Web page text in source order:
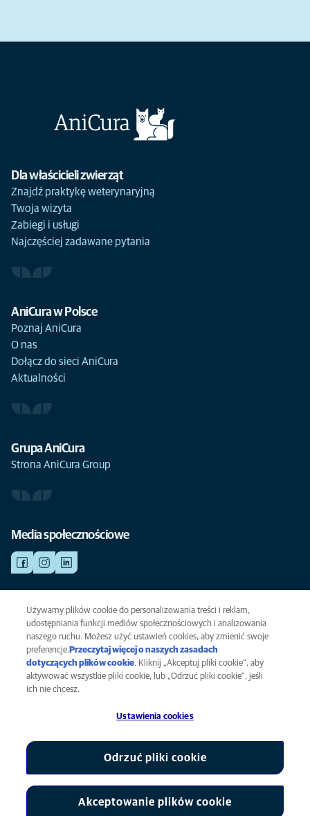
Dla właścicieli zwierząt
Znajdź praktykę weterynaryjną
Twoja wizyta
Zabiegi i usługi
Najczęściej zadawane pytania
AniCura w Polsce
Poznaj AniCura
O nas
Dołącz do sieci AniCura
Aktualności
Grupa AniCura
Strona AniCura Group
Media społecznościowe
NAGŁY WYPADEK
Kliknij i zobacz wszystkie aktualnie otwarte placówki weterynaryjne.
Polityka prywatności
Informacja o plikach cookie
Ustawienia cookies
Używamy plików cookie do personalizowania treści i reklam,
udostępniania funkcji mediów społecznościowych i analizowania
naszego ruchu. Możesz użyć ustawień cookies, aby zmienić swoje
preferencje. Przeczytaj więcej o naszych zasadach
dotyczących plików cookie(opens in a new tab)
. Kliknij „Akceptuj pliki cookie”, aby
aktywować wszystkie pliki cookie, lub „Odrzuć pliki cookie”, jeśli
ich nie chcesz.
Ustawienia cookies
Odrzuć pliki cookie
Akceptowanie plików cookie